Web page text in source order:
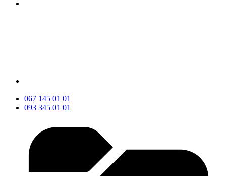
067 145 01 01
093 345 01 01